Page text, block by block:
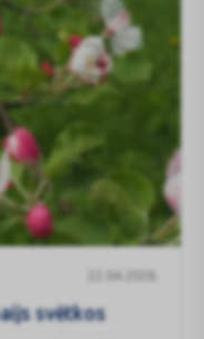
22.04.2026.
svētkos